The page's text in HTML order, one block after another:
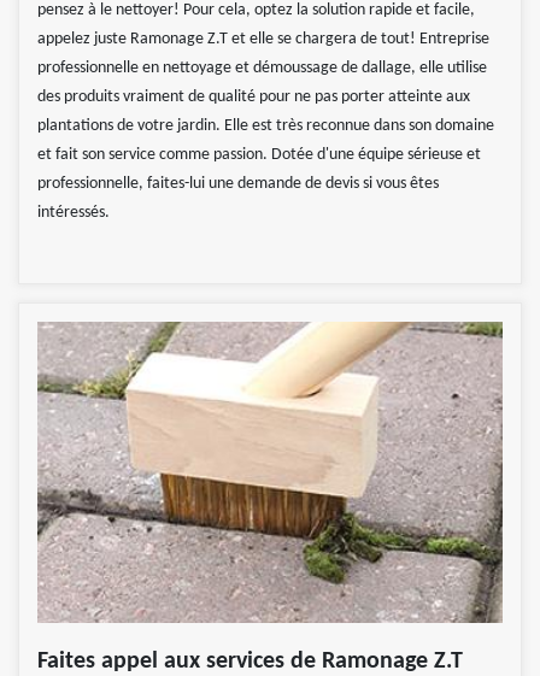
pensez à le nettoyer! Pour cela, optez la solution rapide et facile,
appelez juste Ramonage Z.T et elle se chargera de tout! Entreprise
professionnelle en nettoyage et démoussage de dallage, elle utilise
des produits vraiment de qualité pour ne pas porter atteinte aux
plantations de votre jardin. Elle est très reconnue dans son domaine
et fait son service comme passion. Dotée d'une équipe sérieuse et
professionnelle, faites-lui une demande de devis si vous êtes
intéressés.
Faites appel aux services de Ramonage Z.T